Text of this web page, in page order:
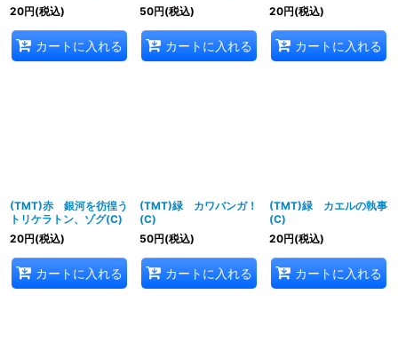
20円(税込)
カートに入れる
50円(税込)
カートに入れる
20円(税込)
カートに入れる
(TMT)赤 銀河を彷徨う
トリケラトン、ゾグ(C)
20円(税込)
カートに入れる
(TMT)緑 カワバンガ！
(C)
50円(税込)
カートに入れる
(TMT)緑 カエルの執事
(C)
20円(税込)
カートに入れる